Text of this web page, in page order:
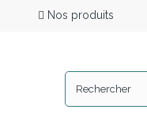
Nos produits